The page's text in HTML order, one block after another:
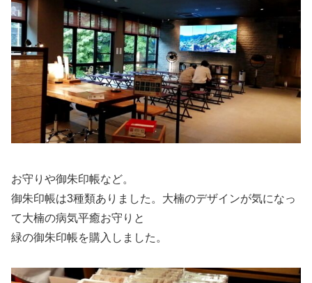
お守りや御朱印帳など。
御朱印帳は3種類ありました。大楠のデザインが気になっ
て大楠の病気平癒お守りと
緑の御朱印帳を購入しました。